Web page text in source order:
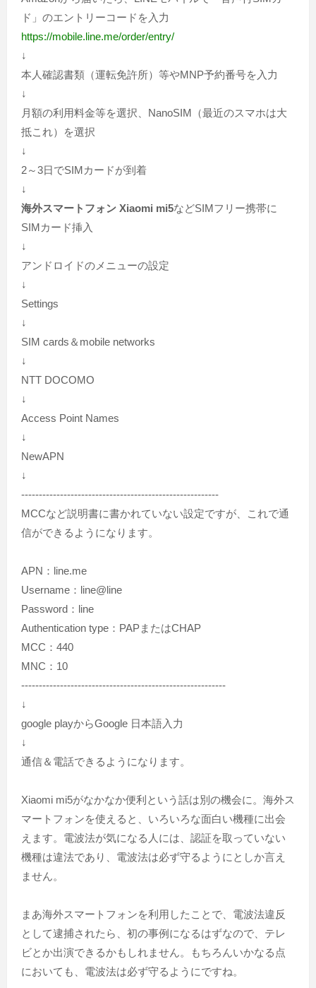
ド」のエントリーコードを入力
https://mobile.line.me/order/entry/
↓
本人確認書類（運転免許所）等やMNP予約番号を入力
↓
月額の利用料金等を選択、NanoSIM（最近のスマホは大
抵これ）を選択
↓
2～3日でSIMカードが到着
↓
海外スマートフォン Xiaomi mi5などSIMフリー携帯に
SIMカード挿入
↓
アンドロイドのメニューの設定
↓
Settings
↓
SIM cards＆mobile networks
↓
NTT DOCOMO
↓
Access Point Names
↓
NewAPN
↓
--------------------------------------------------------
MCCなど説明書に書かれていない設定ですが、これで通
信ができるようになります。
APN：line.me
Username：line@line
Password：line
Authentication type：PAPまたはCHAP
MCC：440
MNC：10
----------------------------------------------------------
↓
google playからGoogle 日本語入力
↓
通信＆電話できるようになります。
Xiaomi mi5がなかなか便利という話は別の機会に。海外ス
マートフォンを使えると、いろいろな面白い機種に出会
えます。電波法が気になる人には、認証を取っていない
機種は違法であり、電波法は必ず守るようにとしか言え
ません。
まあ海外スマートフォンを利用したことで、電波法違反
として逮捕されたら、初の事例になるはずなので、テレ
ビとか出演できるかもしれません。もちろんいかなる点
においても、電波法は必ず守るようにですね。